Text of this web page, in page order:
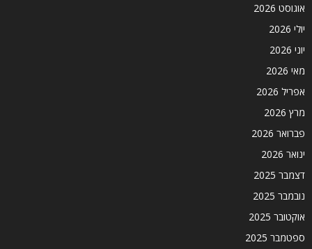
אוגוסט 2026
יולי 2026
יוני 2026
מאי 2026
אפריל 2026
מרץ 2026
פברואר 2026
ינואר 2026
דצמבר 2025
נובמבר 2025
אוקטובר 2025
ספטמבר 2025